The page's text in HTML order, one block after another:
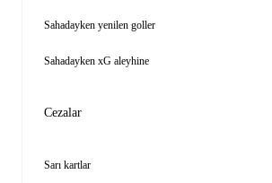
Sahadayken yenilen goller
Sahadayken xG aleyhine
Cezalar
Sarı kartlar